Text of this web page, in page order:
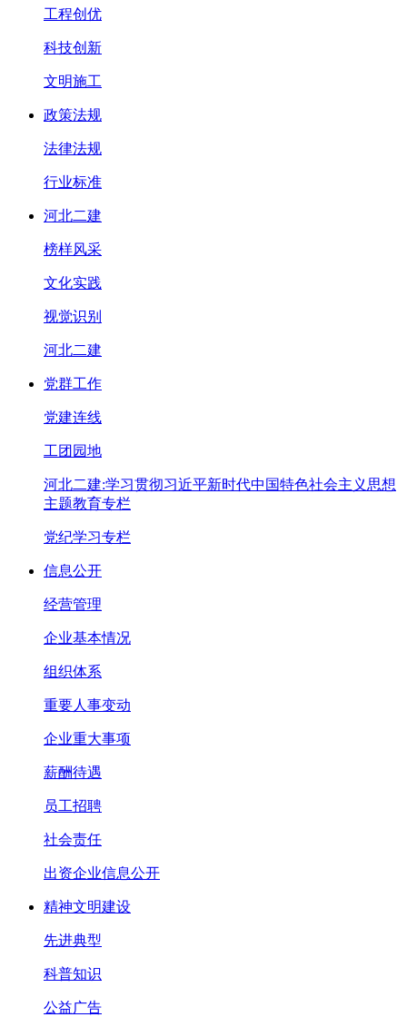
工程创优
科技创新
文明施工
政策法规
法律法规
行业标准
河北二建
榜样风采
文化实践
视觉识别
河北二建
党群工作
党建连线
工团园地
河北二建:学习贯彻习近平新时代中国特色社会主义思想
主题教育专栏
党纪学习专栏
信息公开
经营管理
企业基本情况
组织体系
重要人事变动
企业重大事项
薪酬待遇
员工招聘
社会责任
出资企业信息公开
精神文明建设
先进典型
科普知识
公益广告